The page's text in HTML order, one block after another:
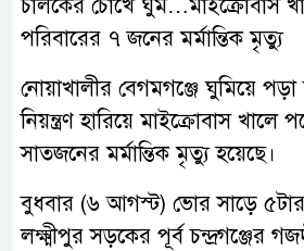
চালকের চোখে ঘুম…মাইক্রোবাস
পরিবারের ৭ জনের মর্মান্তিক মৃত্যু
নোয়াখালীর বেগমগঞ্জে ঘুমিয়ে
নিয়ন্ত্রণ হারিয়ে মাইক্রোবাস
সাতজনের মর্মান্তিক মৃত্যু হয়েছে।
বুধবার (৬ আগস্ট) ভোর সাড়ে ৫টার
লক্ষ্মীপুর সড়কের পূর্ব চন্দ্রগঞ্জের